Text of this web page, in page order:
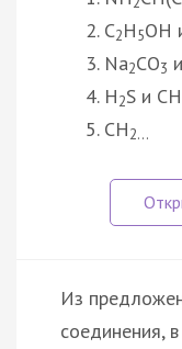
C2H5OH
Na2CO3
H2S и CH
CH2…
Из
соединения,